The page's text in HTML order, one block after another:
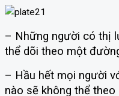
– Những người có thị
thể dõi theo một
– Hầu hết mọi người
nào sẽ không thể